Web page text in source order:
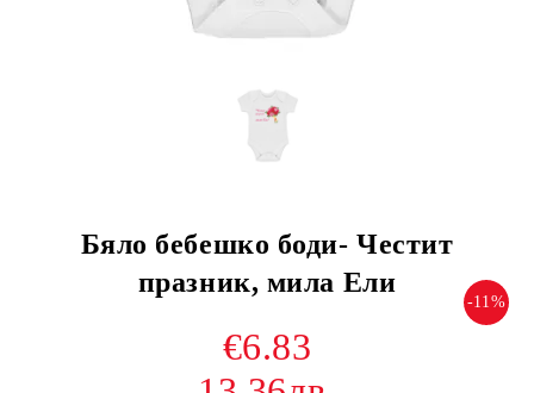
Бяло бебешко боди- Честит
празник, мила Ели
-11%
€6.83